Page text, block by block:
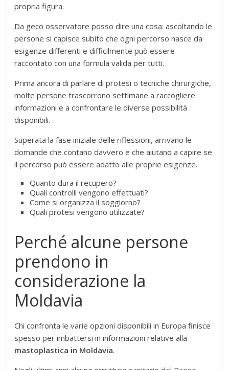
propria figura.
Da geco osservatore posso dire una cosa: ascoltando le
persone si capisce subito che ogni percorso nasce da
esigenze differenti e difficilmente può essere
raccontato con una formula valida per tutti.
Prima ancora di parlare di protesi o tecniche chirurgiche,
molte persone trascorrono settimane a raccogliere
informazioni e a confrontare le diverse possibilità
disponibili.
Superata la fase iniziale delle riflessioni, arrivano le
domande che contano davvero e che aiutano a capire se
il percorso può essere adatto alle proprie esigenze.
Quanto dura il recupero?
Quali controlli vengono effettuati?
Come si organizza il soggiorno?
Quali protesi vengono utilizzate?
Perché alcune persone
prendono in
considerazione la
Moldavia
Chi confronta le varie opzioni disponibili in Europa finisce
spesso per imbattersi in informazioni relative alla
mastoplastica in Moldavia.